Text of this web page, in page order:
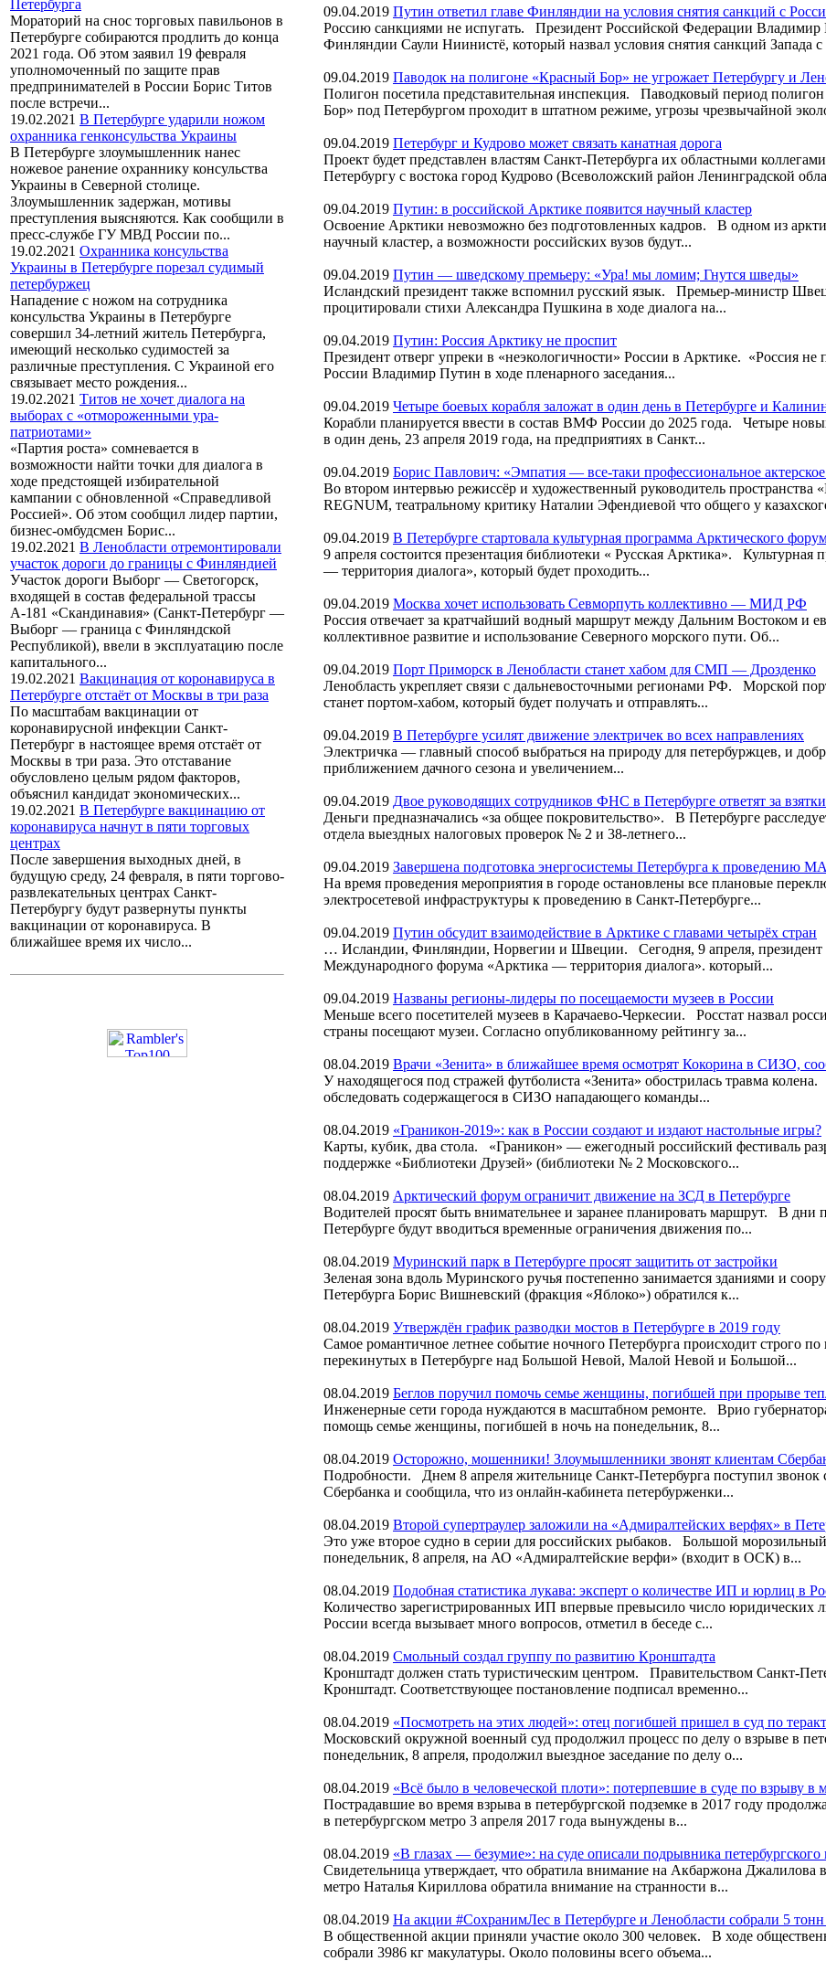
Петербурга
Мораторий на снос торговых павильонов в
Петербурге собираются продлить до конца
2021 года. Об этом заявил 19 февраля
уполномоченный по защите прав
предпринимателей в России Борис Титов
после встречи...
19.02.2021 В Петербурге ударили ножом
охранника генконсульства Украины
В Петербурге злоумышленник нанес
ножевое ранение охраннику консульства
Украины в Северной столице.
Злоумышленник задержан, мотивы
преступления выясняются. Как сообщили в
пресс-службе ГУ МВД России по...
19.02.2021 Охранника консульства
Украины в Петербурге порезал судимый
петербуржец
Нападение с ножом на сотрудника
консульства Украины в Петербурге
совершил 34-летний житель Петербурга,
имеющий несколько судимостей за
различные преступления. С Украиной его
связывает место рождения...
19.02.2021 Титов не хочет диалога на
выборах с «отмороженными ура-
патриотами»
«Партия роста» сомневается в
возможности найти точки для диалога в
ходе предстоящей избирательной
кампании с обновленной «Справедливой
Россией». Об этом сообщил лидер партии,
бизнес-омбудсмен Борис...
19.02.2021 В Ленобласти отремонтировали
участок дороги до границы с Финляндией
Участок дороги Выборг — Светогорск,
входящей в состав федеральной трассы
А-181 «Скандинавия» (Санкт-Петербург —
Выборг — граница с Финляндской
Республикой), ввели в эксплуатацию после
капитального...
19.02.2021 Вакцинация от коронавируса в
Петербурге отстаёт от Москвы в три раза
По масштабам вакцинации от
коронавирусной инфекции Санкт-
Петербург в настоящее время отстаёт от
Москвы в три раза. Это отставание
обусловлено целым рядом факторов,
объяснил кандидат экономических...
19.02.2021 В Петербурге вакцинацию от
коронавируса начнут в пяти торговых
центрах
После завершения выходных дней, в
будущую среду, 24 февраля, в пяти торгово-
развлекательных центрах Санкт-
Петербургу будут развернуты пункты
вакцинации от коронавируса. В
ближайшее время их число...
09.04.2019 Путин ответил главе Финляндии на условия снятия санкций с
Россию санкциями не испугать. Президент Российской Федерации Владимир
Финляндии Саули Ниинистё, который назвал условия снятия санкций Запада с
09.04.2019 Паводок на полигоне «Красный Бор» не угрожает Петербургу и
Полигон посетила представительная инспекция. Паводковый период
Бор» под Петербургом проходит в штатном режиме, угрозы чрезвычайной
09.04.2019 Петербург и Кудрово может связать канатная дорога
Проект будет представлен властям Санкт-Петербурга их областными
Петербургу с востока город Кудрово (Всеволожский район Ленинградской
09.04.2019 Путин: в российской Арктике появится научный кластер
Освоение Арктики невозможно без подготовленных кадров. В одном из
научный кластер, а возможности российских вузов будут...
09.04.2019 Путин — шведскому премьеру: «Ура! мы ломим; Гнутся шведы»
Исландский президент также вспомнил русский язык. Премьер-министр
процитировали стихи Александра Пушкина в ходе диалога на...
09.04.2019 Путин: Россия Арктику не проспит
Президент отверг упреки в «неэкологичности» России в Арктике. «Россия
России Владимир Путин в ходе пленарного заседания...
09.04.2019 Четыре боевых корабля заложат в один день в Петербурге и
Корабли планируется ввести в состав ВМФ России до 2025 года. Четыре
в один день, 23 апреля 2019 года, на предприятиях в Санкт...
09.04.2019 Борис Павлович: «Эмпатия — все-таки профессиональное актерское
Во втором интервью режиссёр и художественный руководитель пространства
REGNUM, театральному критику Наталии Эфендиевой что общего у
09.04.2019 В Петербурге стартовала культурная программа Арктического
9 апреля состоится презентация библиотеки « Русская Арктика».
— территория диалога», который будет проходить...
09.04.2019 Москва хочет использовать Севморпуть коллективно — МИД РФ
Россия отвечает за кратчайший водный маршрут между Дальним Востоком и
коллективное развитие и использование Северного морского пути. Об...
09.04.2019 Порт Приморск в Ленобласти станет хабом для СМП — Дрозденко
Ленобласть укрепляет связи с дальневосточными регионами РФ. Морской
станет портом-хабом, который будет получать и отправлять...
09.04.2019 В Петербурге усилят движение электричек во всех направлениях
Электричка — главный способ выбраться на природу для петербуржцев, и
приближением дачного сезона и увеличением...
09.04.2019 Двое руководящих сотрудников ФНС в Петербурге ответят за взятки
Деньги предназначались «за общее покровительство». В Петербурге
отдела выездных налоговых проверок № 2 и 38-летнего...
09.04.2019 Завершена подготовка энергосистемы Петербурга к проведению
На время проведения мероприятия в городе остановлены все плановые
электросетевой инфраструктуры к проведению в Санкт-Петербурге...
09.04.2019 Путин обсудит взаимодействие в Арктике с главами четырёх стран
… Исландии, Финляндии, Норвегии и Швеции. Сегодня, 9 апреля, президент
Международного форума «Арктика — территория диалога». который...
09.04.2019 Названы регионы-лидеры по посещаемости музеев в России
Меньше всего посетителей музеев в Карачаево-Черкесии. Росстат назвал
страны посещают музеи. Согласно опубликованному рейтингу за...
08.04.2019 Врачи «Зенита» в ближайшее время осмотрят Кокорина в СИЗО,
У находящегося под стражей футболиста «Зенита» обострилась травма
обследовать содержащегося в СИЗО нападающего команды...
08.04.2019 «Граникон-2019»: как в России создают и издают настольные игры?
Карты, кубик, два стола. «Граникон» — ежегодный российский фестиваль
поддержке «Библиотеки Друзей» (библиотеки № 2 Московского...
08.04.2019 Арктический форум ограничит движение на ЗСД в Петербурге
Водителей просят быть внимательнее и заранее планировать маршрут. В дни
Петербурге будут вводиться временные ограничения движения по...
08.04.2019 Муринский парк в Петербурге просят защитить от застройки
Зеленая зона вдоль Муринского ручья постепенно занимается зданиями и
Петербурга Борис Вишневский (фракция «Яблоко») обратился к...
08.04.2019 Утверждён график разводки мостов в Петербурге в 2019 году
Самое романтичное летнее событие ночного Петербурга происходит строго
перекинутых в Петербурге над Большой Невой, Малой Невой и Большой...
08.04.2019 Беглов поручил помочь семье женщины, погибшей при прорыве
Инженерные сети города нуждаются в масштабном ремонте. Врио
помощь семье женщины, погибшей в ночь на понедельник, 8...
08.04.2019 Осторожно, мошенники! Злоумышленники звонят клиентам
Подробности. Днем 8 апреля жительнице Санкт-Петербурга поступил звонок
Сбербанка и сообщила, что из онлайн-кабинета петербурженки...
08.04.2019 Второй супертраулер заложили на «Адмиралтейских верфях» в
Это уже второе судно в серии для российских рыбаков. Большой
понедельник, 8 апреля, на АО «Адмиралтейские верфи» (входит в ОСК) в...
08.04.2019 Подобная статистика лукава: эксперт о количестве ИП и юрлиц в
Количество зарегистрированных ИП впервые превысило число юридических
России всегда вызывает много вопросов, отметил в беседе с...
08.04.2019 Смольный создал группу по развитию Кронштадта
Кронштадт должен стать туристическим центром. Правительством Санкт-
Кронштадт. Соответствующее постановление подписал временно...
08.04.2019 «Посмотреть на этих людей»: отец погибшей пришел в суд по
Московский окружной военный суд продолжил процесс по делу о взрыве в
понедельник, 8 апреля, продолжил выездное заседание по делу о...
08.04.2019 «Всё было в человеческой плоти»: потерпевшие в суде по взрыву в
Пострадавшие во время взрыва в петербургской подземке в 2017 году
в петербургском метро 3 апреля 2017 года вынуждены в...
08.04.2019 «В глазах — безумие»: на суде описали подрывника петербургского
Свидетельница утверждает, что обратила внимание на Акбаржона Джалилова
метро Наталья Кириллова обратила внимание на странности в...
08.04.2019 На акции #СохранимЛес в Петербурге и Ленобласти собрали 5
В общественной акции приняли участие около 300 человек. В ходе
собрали 3986 кг макулатуры. Около половины всего объема...